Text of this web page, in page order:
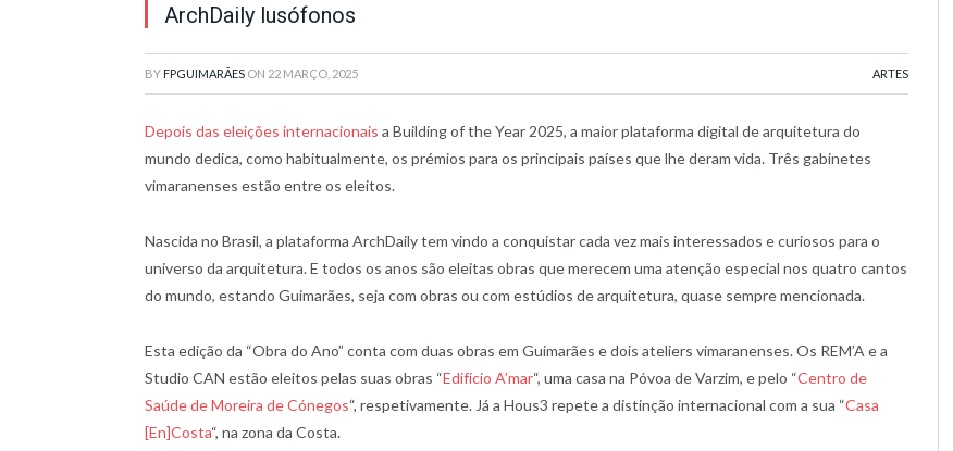
ArchDaily lusófonos
BY FPGUIMARÃES ON 22 MARÇO, 2025 ARTES
Depois das eleições internacionais a Building of the Year 2025, a maior plataforma digital de arquitetura do
mundo dedica, como habitualmente, os prémios para os principais países que lhe deram vida. Três gabinetes
vimaranenses estão entre os eleitos.
Nascida no Brasil, a plataforma ArchDaily tem vindo a conquistar cada vez mais interessados e curiosos para o
universo da arquitetura. E todos os anos são eleitas obras que merecem uma atenção especial nos quatro cantos
do mundo, estando Guimarães, seja com obras ou com estúdios de arquitetura, quase sempre mencionada.
Esta edição da “Obra do Ano” conta com duas obras em Guimarães e dois ateliers vimaranenses. Os REM’A e a
Studio CAN estão eleitos pelas suas obras “Edifício A’mar“, uma casa na Póvoa de Varzim, e pelo “Centro de
Saúde de Moreira de Cónegos“, respetivamente. Já a Hous3 repete a distinção internacional com a sua “Casa
[En]Costa“, na zona da Costa.